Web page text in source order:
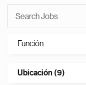
Función
Ubicación (9)